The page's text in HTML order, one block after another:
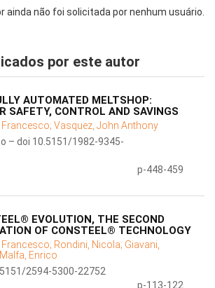
ainda não foi solicitada por nenhum usuário.
por este autor
AUTOMATED MELTSHOP:
SAFETY, CONTROL AND SAVINGS
Francesco; Vasquez, John Anthony
– doi 10.5151/1982-9345-
p-448-459
EVOLUTION, THE SECOND
OF CONSTEEL® TECHNOLOGY
Francesco; Rondini, Nicola; Giavani,
Malfa, Enrico
2594-5300-22752
p-113-122